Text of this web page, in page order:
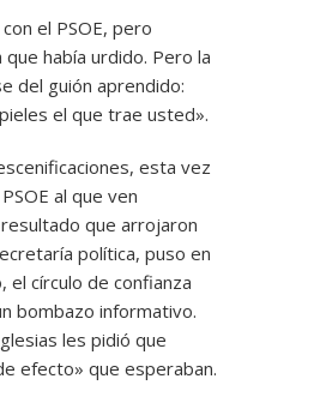
el PSOE, pero
había urdido. Pero la
del guión aprendido:
el que trae usted».
esta vez
al que ven
que arrojaron
política, puso en
el círculo de confianza
bombazo informativo.
les pidió que
efecto» que esperaban.